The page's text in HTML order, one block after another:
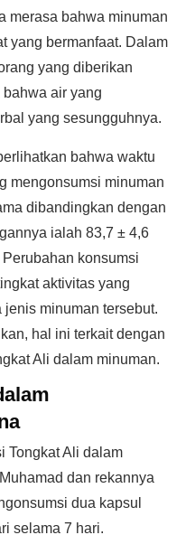
merasa bahwa minuman
yang bermanfaat. Dalam
yang diberikan
air yang
yang sesungguhnya.
bahwa waktu
mengonsumsi minuman
dibandingkan dengan
ialah 83,7 ± 4,6
konsumsi
aktivitas yang
minuman tersebut.
hal ini terkait dengan
Ali dalam minuman.
Tongkat Ali dalam
dan rekannya
dua kapsul
selama 7 hari.